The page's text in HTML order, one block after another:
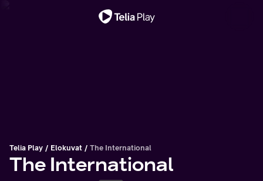
Telia Play Elokuvat The International
The International